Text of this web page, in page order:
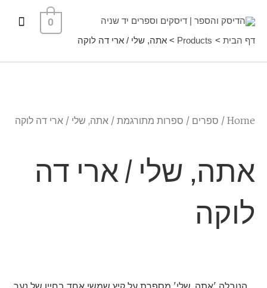
0
דף הבית Products אתה, שלי / ארי דה לוקה
Home
/ ספרים / ספרות מתורגמת / אתה, שלי / ארי דה לוקה
אתה, שלי / ארי דה
לוקה